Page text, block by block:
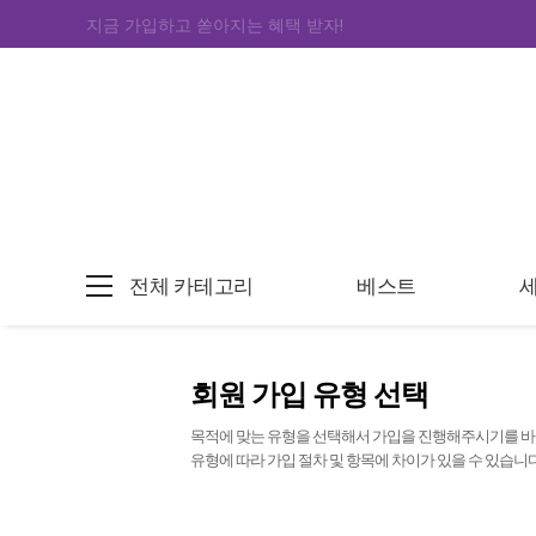
지금 가입하고 쏟아지는 혜택 받자!
전체 카테고리 베스트
회원 가입 유형 선택
목적에 맞는 유형을 선택해서 가입을 진행해주시기를
유형에 따라 가입 절차 및 항목에 차이가 있을 수 있습니